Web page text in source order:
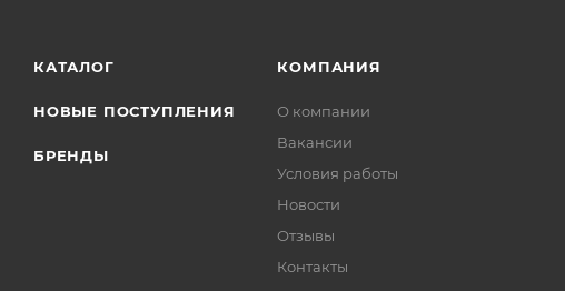
КАТАЛОГ
НОВЫЕ ПОСТУПЛЕНИЯ
БРЕНДЫ
КОМПАНИЯ
О компании
Вакансии
Условия работы
Новости
Отзывы
Контакты